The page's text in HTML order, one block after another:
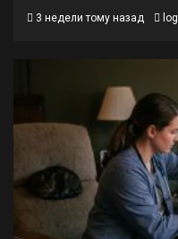
3 недели тому назад